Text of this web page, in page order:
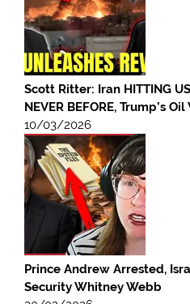
Scott Ritter: Iran HITTING
NEVER BEFORE, Trump’s
10/03/2026
Prince Andrew Arrested,
Security Whitney Webb